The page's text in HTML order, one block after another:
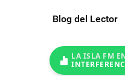
Blog del Lector
LA ISLA FM